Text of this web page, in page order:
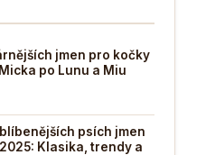
jmen pro kočky
po Lunu a Miu
psích jmen
Klasika, trendy a